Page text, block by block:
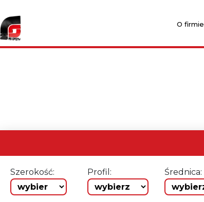
O firmie
Szerokość: Profil: Średnica: